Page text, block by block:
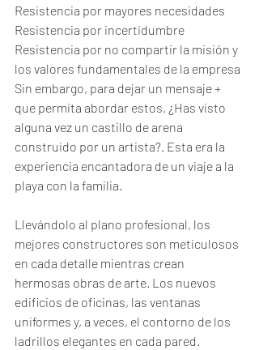
Resistencia por mayores necesidades
Resistencia por incertidumbre
Resistencia por no compartir la misión y
los valores fundamentales de la empresa
Sin embargo, para dejar un mensaje +
que permita abordar estos, ¿Has visto
alguna vez un castillo de arena
construido por un artista?. Esta era la
experiencia encantadora de un viaje a la
playa con la familia.
Llevándolo al plano profesional, los
mejores constructores son meticulosos
en cada detalle mientras crean
hermosas obras de arte. Los nuevos
edificios de oficinas, las ventanas
uniformes y, a veces, el contorno de los
ladrillos elegantes en cada pared.